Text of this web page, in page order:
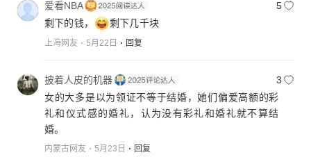
爱看NBA
5
剩下的钱，
剩下几千块
上海网友 5月22日 回复
披着人皮的机器
3
女的大多是以为领证不等于结婚，她们偏爱高额的彩
礼和仪式感的婚礼，认为没有彩礼和婚礼就不算结
婚。
内蒙古网友 5月23日 回复